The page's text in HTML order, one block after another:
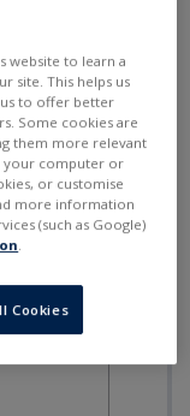
website to learn a
site. This helps us
to offer better
Some cookies are
them more relevant
your computer or
or customise
more information
(such as Google)
.
Cookies